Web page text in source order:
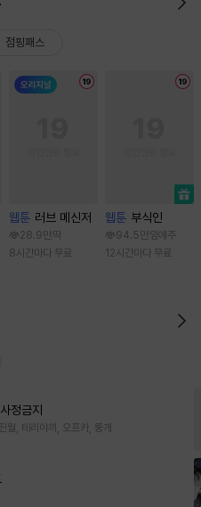
점핑패스
웹툰 러브 메신저
28.9만 딱
8시간마다 무료
웹툰 부식인
94.5만 임애주
12시간마다 무료
정금지
월, 테리야끼, 오프카, 뚱개